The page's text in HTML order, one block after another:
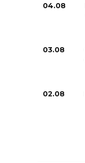
04.08
03.08
02.08